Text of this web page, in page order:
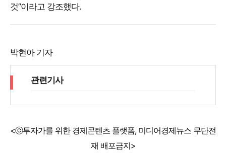
것”이라고 강조했다.
박현아 기자
관련기사
<ⓒ투자가를 위한 경제콘텐츠 플랫폼, 미디어경제뉴스 무단전
재 배포금지>